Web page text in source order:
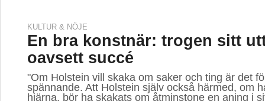
KULTUR & NÖJE
En bra konstnär: trogen sitt
oavsett succé
"Om Holstein vill skaka om saker och ting är det
spännande. Att Holstein själv också härmed, om
hjärna, bör ha skakats om åtminstone en aning i